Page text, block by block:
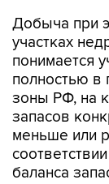
Добыча при
участках
понимается
полностью в
зоны РФ, на
запасов
меньше или
баланса